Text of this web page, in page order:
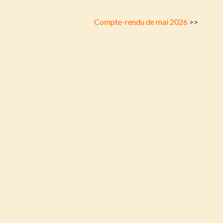
Compte-rendu de mai 2026 >>